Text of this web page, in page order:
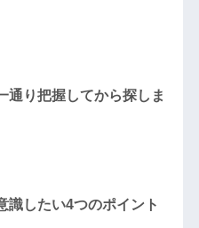
通り把握してから探しま
識したい4つのポイント